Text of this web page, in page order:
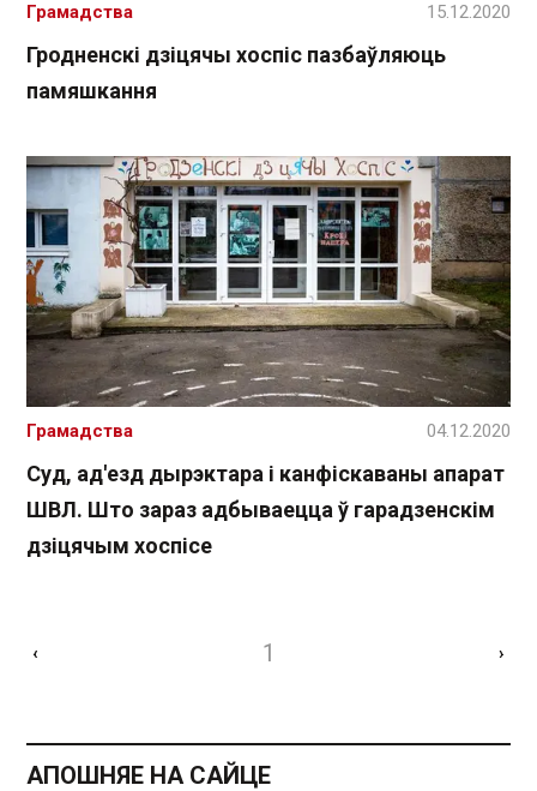
Гродненскі дзіцячы хоспіс пазбаўляюць
памяшкання
Грамадства 15.12.2020
Суд, ад'езд дырэктара і канфіскаваны апарат
ШВЛ. Што зараз адбываецца ў гарадзенскім
дзіцячым хоспісе
Грамадства 04.12.2020
‹ 1 ›
АПОШНЯЕ НА САЙЦЕ